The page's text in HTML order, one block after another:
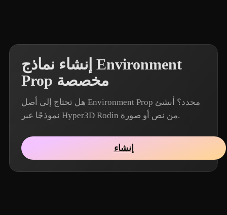
إنشاء نماذج Environment
Prop مخصصة
هل تحتاج إلى أصل Environment Prop محدد؟ أنشئ
نموذجًا عبر Hyper3D Rodin من نص أو صورة.
إنشاء